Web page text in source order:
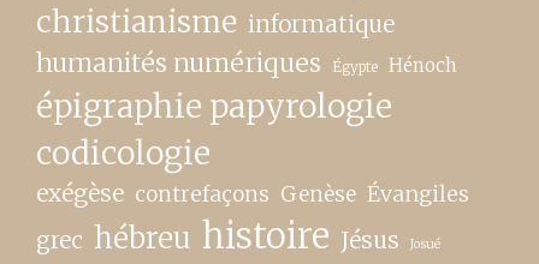
christianisme informatique
humanités numériques Égypte Hénoch
épigraphie papyrologie
codicologie
exégèse contrefaçons Genèse Évangiles
grec hébreu histoire Jésus Josué